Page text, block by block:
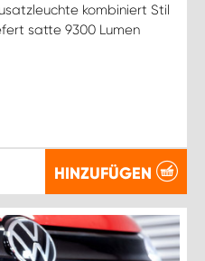
kombiniert Stil
satte 9300 Lumen
HINZUFÜGEN